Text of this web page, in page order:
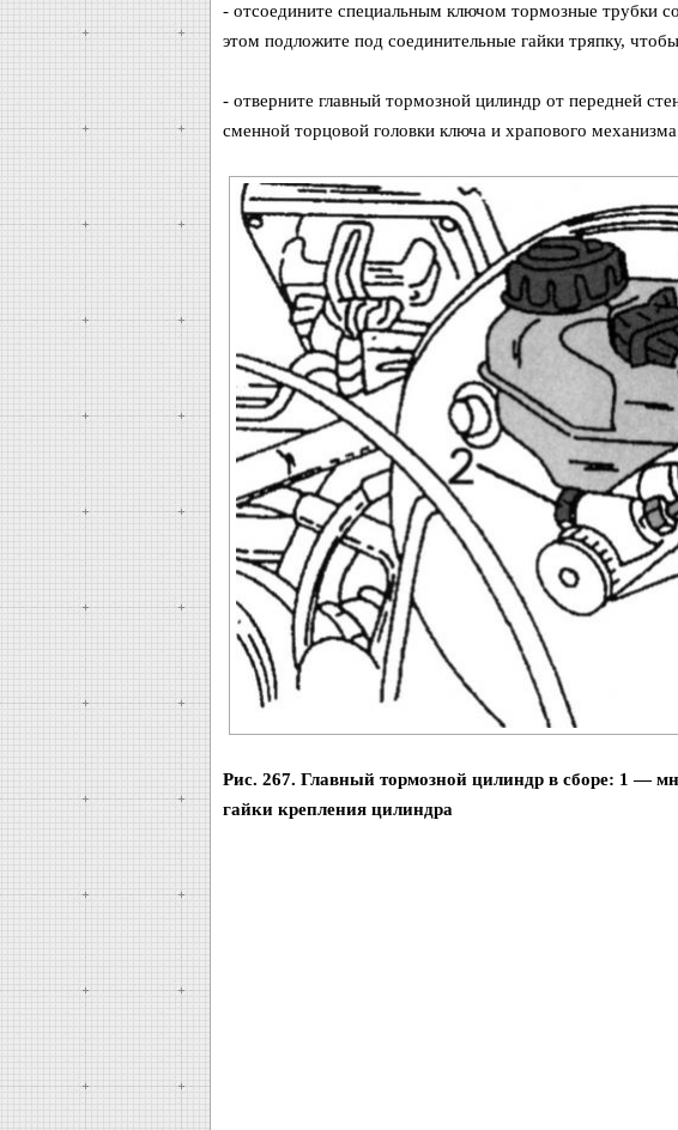
- отсоедините специальным ключом тормозные трубки
этом подложите под соединительные гайки тряпку,
- отверните главный тормозной цилиндр от передней
сменной торцовой головки ключа и храпового
Рис. 267. Главный тормозной цилиндр в сборе: 1 —
гайки крепления цилиндра